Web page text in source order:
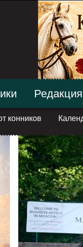
конников
Редакция